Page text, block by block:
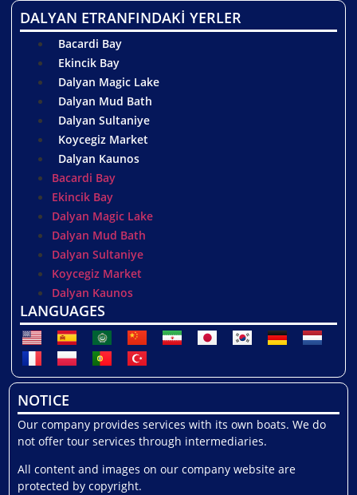
DALYAN ETRANFINDAKİ YERLER
Bacardi Bay
Ekincik Bay
Dalyan Magic Lake
Dalyan Mud Bath
Dalyan Sultaniye
Koycegiz Market
Dalyan Kaunos
Bacardi Bay
Ekincik Bay
Dalyan Magic Lake
Dalyan Mud Bath
Dalyan Sultaniye
Koycegiz Market
Dalyan Kaunos
LANGUAGES
NOTICE
Our company provides services with its own boats. We do
not offer tour services through intermediaries.
All content and images on our company website are
protected by copyright.